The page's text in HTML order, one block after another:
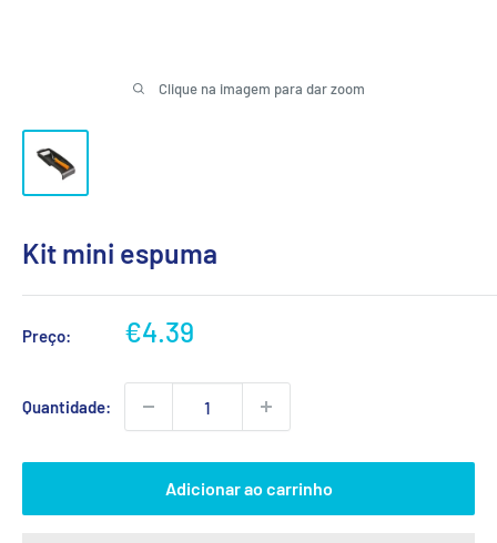
Clique na imagem para dar zoom
Kit mini espuma
Preço:
Preço
€4.39
Quantidade:
Adicionar ao carrinho